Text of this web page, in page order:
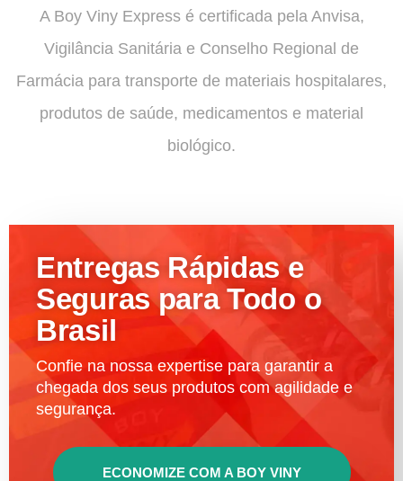
A Boy Viny Express é certificada pela Anvisa,
Vigilância Sanitária e Conselho Regional de
Farmácia para transporte de materiais hospitalares,
produtos de saúde, medicamentos e material
biológico.
Entregas Rápidas e
Seguras para Todo o
Brasil
Confie na nossa expertise para garantir a
chegada dos seus produtos com agilidade e
segurança.
ECONOMIZE COM A BOY VINY